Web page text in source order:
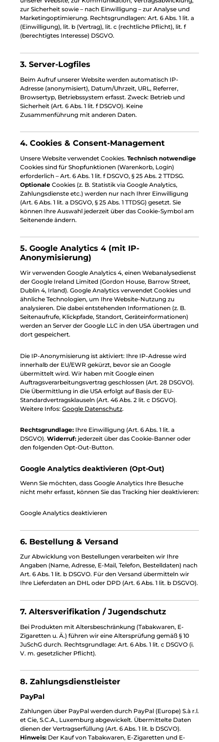
zur Sicherheit sowie – nach Einwilligung – zur Analyse und
Marketingoptimierung. Rechtsgrundlagen: Art. 6 Abs. 1 lit. a
(Einwilligung), lit. b (Vertrag), lit. c (rechtliche Pflicht), lit. f
(berechtigtes Interesse) DSGVO.
3. Server-Logfiles
Beim Aufruf unserer Website werden automatisch IP-
Adresse (anonymisiert), Datum/Uhrzeit, URL, Referrer,
Browsertyp, Betriebssystem erfasst. Zweck: Betrieb und
Sicherheit (Art. 6 Abs. 1 lit. f DSGVO). Keine
Zusammenführung mit anderen Daten.
4. Cookies & Consent-Management
Unsere Website verwendet Cookies. Technisch notwendige
Cookies sind für Shopfunktionen (Warenkorb, Login)
erforderlich – Art. 6 Abs. 1 lit. f DSGVO, § 25 Abs. 2 TTDSG.
Optionale Cookies (z. B. Statistik via Google Analytics,
Zahlungsdienste etc.) werden nur nach Ihrer Einwilligung
(Art. 6 Abs. 1 lit. a DSGVO, § 25 Abs. 1 TTDSG) gesetzt. Sie
können Ihre Auswahl jederzeit über das Cookie-Symbol am
Seitenende ändern.
5. Google Analytics 4 (mit IP-
Anonymisierung)
Wir verwenden Google Analytics 4, einen Webanalysedienst
der Google Ireland Limited (Gordon House, Barrow Street,
Dublin 4, Irland). Google Analytics verwendet Cookies und
ähnliche Technologien, um Ihre Website-Nutzung zu
analysieren. Die dabei entstehenden Informationen (z. B.
Seitenaufrufe, Klickpfade, Standort, Geräteinformationen)
werden an Server der Google LLC in den USA übertragen und
dort gespeichert.
Die IP-Anonymisierung ist aktiviert: Ihre IP-Adresse wird
innerhalb der EU/EWR gekürzt, bevor sie an Google
übermittelt wird. Wir haben mit Google einen
Auftragsverarbeitungsvertrag geschlossen (Art. 28 DSGVO).
Die Übermittlung in die USA erfolgt auf Basis der EU-
Standardvertragsklauseln (Art. 46 Abs. 2 lit. c DSGVO).
Weitere Infos: Google Datenschutz.
Rechtsgrundlage: Ihre Einwilligung (Art. 6 Abs. 1 lit. a
DSGVO). Widerruf: jederzeit über das Cookie-Banner oder
den folgenden Opt-Out-Button.
Google Analytics deaktivieren (Opt-Out)
Wenn Sie möchten, dass Google Analytics Ihre Besuche
nicht mehr erfasst, können Sie das Tracking hier deaktivieren:
Google Analytics deaktivieren
6. Bestellung & Versand
Zur Abwicklung von Bestellungen verarbeiten wir Ihre
Angaben (Name, Adresse, E-Mail, Telefon, Bestelldaten) nach
Art. 6 Abs. 1 lit. b DSGVO. Für den Versand übermitteln wir
Ihre Lieferdaten an DHL oder DPD (Art. 6 Abs. 1 lit. b DSGVO).
7. Altersverifikation / Jugendschutz
Bei Produkten mit Altersbeschränkung (Tabakwaren, E-
Zigaretten u. Ä.) führen wir eine Altersprüfung gemäß § 10
JuSchG durch. Rechtsgrundlage: Art. 6 Abs. 1 lit. c DSGVO (i.
V. m. gesetzlicher Pflicht).
8. Zahlungsdienstleister
PayPal
Zahlungen über PayPal werden durch PayPal (Europe) S.à r.l.
et Cie, S.C.A., Luxemburg abgewickelt. Übermittelte Daten
dienen der Vertragserfüllung (Art. 6 Abs. 1 lit. b DSGVO).
Hinweis: Der Kauf von Tabakwaren, E-Zigaretten und E-